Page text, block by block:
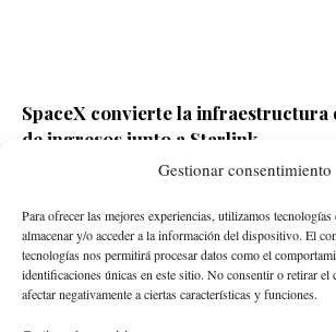
Gestionar consentimiento
Para ofrecer las mejores experiencias, utilizamos
almacenar y/o acceder a la información del dispositivo. El
tecnologías nos permitirá procesar datos como el
identificaciones únicas en este sitio. No consentir o retirar el
afectar negativamente a ciertas características y funciones.
SpaceX convierte la infraestructura
de ingresos junto a Starlink
Hace 13 horas